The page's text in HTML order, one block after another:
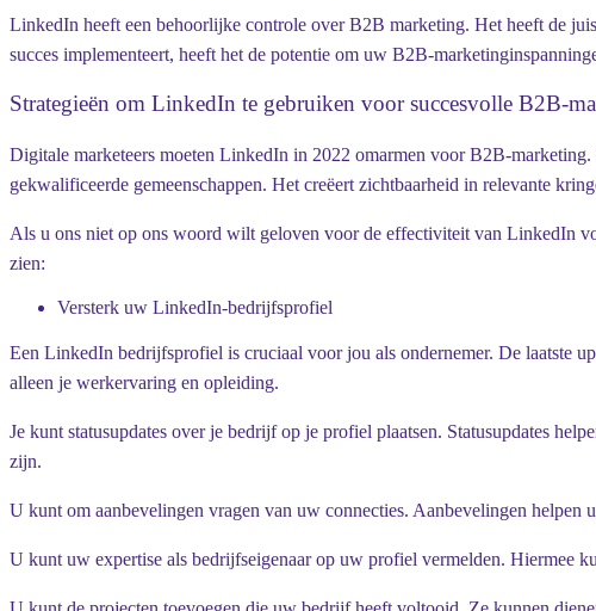
LinkedIn heeft een behoorlijke controle over B2B marketing. Het heeft de
succes implementeert, heeft het de potentie om uw B2B-
Strategieën om LinkedIn te gebruiken voor succesvolle B2B-
Digitale marketeers moeten LinkedIn in 2022 omarmen voor B2B-
gekwalificeerde gemeenschappen. Het creëert zichtbaarheid in relevante
Als u ons niet op ons woord wilt geloven voor de effectiviteit van LinkedIn
zien:
Versterk uw LinkedIn-bedrijfsprofiel
Een LinkedIn bedrijfsprofiel is cruciaal voor jou als ondernemer. De laatste
alleen je werkervaring en opleiding.
Je kunt statusupdates over je bedrijf op je profiel plaatsen. Statusupdates
zijn.
U kunt om aanbevelingen vragen van uw connecties. Aanbevelingen helpen
U kunt uw expertise als bedrijfseigenaar op uw profiel vermelden. Hiermee